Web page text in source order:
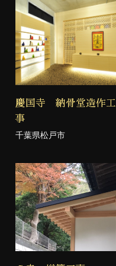
慶国寺 納骨堂造作工
事
千葉県松戸市